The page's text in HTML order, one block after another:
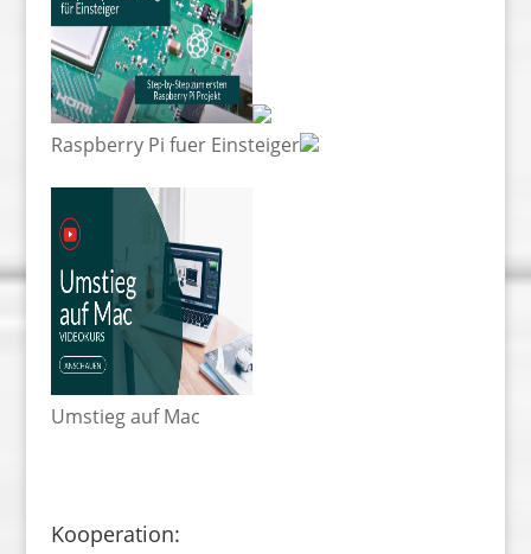
Raspberry Pi fuer Einsteiger
Umstieg auf Mac
Kooperation: